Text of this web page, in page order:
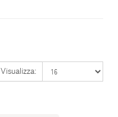
Visualizza: